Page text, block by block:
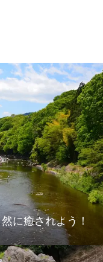
に癒されよう！